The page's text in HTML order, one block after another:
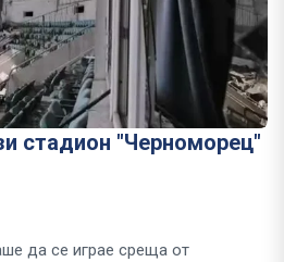
стадион "Черноморец"
да се играе среща от